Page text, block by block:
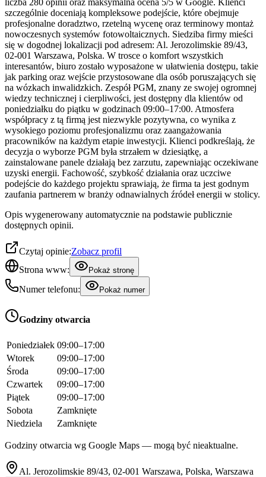
liczba 280 opinii oraz maksymalna ocena 5/5 w Google. Klienci
szczególnie doceniają kompleksowe podejście, które obejmuje
profesjonalne doradztwo, rzetelną wycenę oraz terminowy montaż
nowoczesnych systemów fotowoltaicznych. Siedziba firmy mieści
się w dogodnej lokalizacji pod adresem: Al. Jerozolimskie 89/43,
02-001 Warszawa, Polska. W trosce o komfort wszystkich
interesantów, biuro zostało wyposażone w ułatwienia dostępu, takie
jak parking oraz wejście przystosowane dla osób poruszających się
na wózkach inwalidzkich. Zespół PGM, znany ze swojej ogromnej
wiedzy technicznej i cierpliwości, jest dostępny dla klientów od
poniedziałku do piątku w godzinach 09:00–17:00. Atmosfera
współpracy z tą firmą jest niezwykle pozytywna, co wynika z
wysokiego poziomu profesjonalizmu oraz zaangażowania
pracowników na każdym etapie inwestycji. Klienci podkreślają, że
decyzja o wyborze PGM była strzałem w dziesiątkę, a
zainstalowane panele działają bez zarzutu, zapewniając oczekiwane
uzyski energii. Fachowość, szybkość działania oraz uczciwe
podejście do każdego projektu sprawiają, że firma ta jest godnym
zaufania partnerem w branży odnawialnych źródeł energii w stolicy.
Opis wygenerowany automatycznie na podstawie publicznie
dostępnych opinii.
Czytaj opinie:Zobacz profil
Strona www:
Pokaż stronę
Numer telefonu: Pokaż numer
Godziny otwarcia
Poniedziałek 09:00–17:00
Wtorek
09:00–17:00
Środa
09:00–17:00
Czwartek
09:00–17:00
Piątek
09:00–17:00
Sobota
Zamknięte
Niedziela
Zamknięte
Godziny otwarcia wg Google Maps — mogą być nieaktualne.
Al. Jerozolimskie 89/43, 02-001 Warszawa, Polska, Warszawa